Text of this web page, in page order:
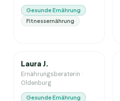
Gesunde Ernährung
Fitnessernährung
Laura J.
Ernährungsberaterin ·
Oldenburg
Gesunde Ernährung